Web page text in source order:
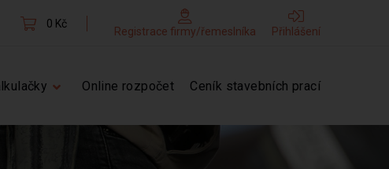
0 Kč
Registrace firmy/řemeslníka Přihlášení
Online rozpočet Ceník stavebních prací